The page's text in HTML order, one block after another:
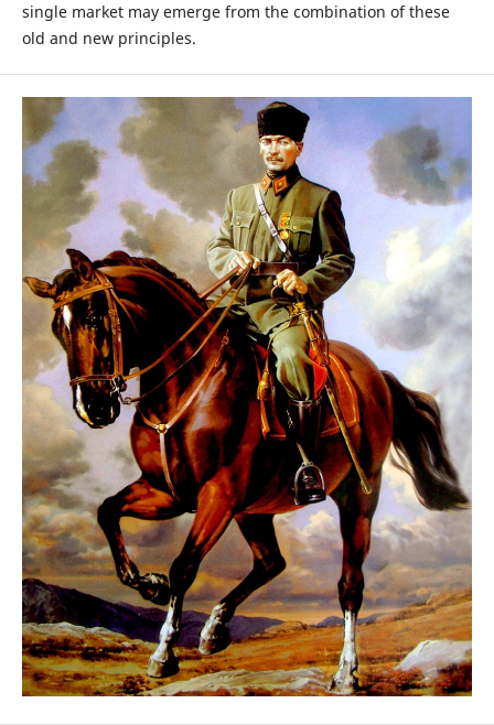
single market may emerge from the combination of these
old and new principles.